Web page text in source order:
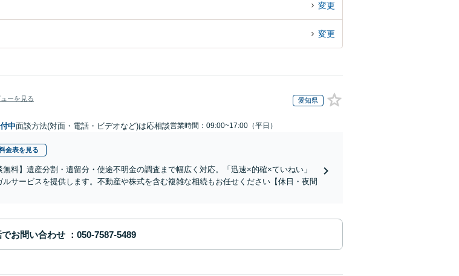
変更
変更
ーを見る 愛知県
中面談方法(対面・電話・ビデオなど)は応相談営業時間：09:00~17:00（平日）
金表を見る
無料】遺産分割・遺留分・使途不明金の調査まで幅広く対応。「迅速×的確×ていねい」
サービスを提供します。不動産や株式を含む複雑な相続もお任せください【休日・夜間
でお問い合わせ